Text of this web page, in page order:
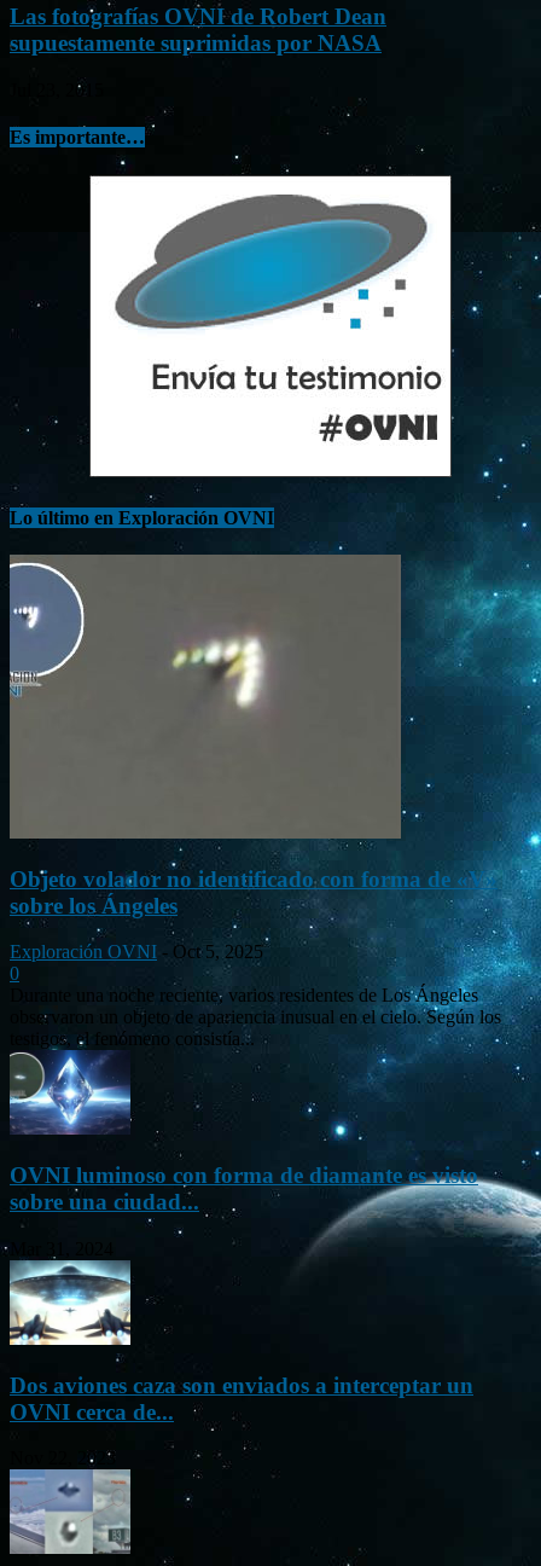
Las fotografías OVNI de Robert Dean
supuestamente suprimidas por NASA
Jul 23, 2015
Es importante…
Lo último en Exploración OVNI
Objeto volador no identificado con forma de «V»
sobre los Ángeles
Exploración OVNI - Oct 5, 2025
0
Durante una noche reciente, varios residentes de Los Ángeles
observaron un objeto de apariencia inusual en el cielo. Según los
testigos, el fenómeno consistía...
OVNI luminoso con forma de diamante es visto
sobre una ciudad...
Dos aviones caza son enviados a interceptar un
OVNI cerca de...
Nov 22, 2023